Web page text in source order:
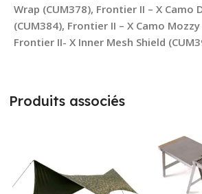
Wrap (CUM378), Frontier II – X Camo
(CUM384), Frontier II – X Camo
Frontier II- X Inner Mesh Shield
Produits associés